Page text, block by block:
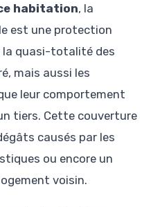
habitation, la
est une protection
la quasi-totalité des
mais aussi les
leur comportement
tiers. Cette couverture
causés par les
ou encore un
voisin.